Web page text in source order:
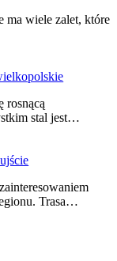
ma wiele zalet, które
rosnącą
stal jest…
Trasa…